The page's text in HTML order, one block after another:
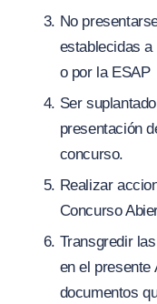
No
establecidas
o por la ESAP
Ser
presentación
concurso.
Realizar
Concurso
Transgredir
en el presente
documentos